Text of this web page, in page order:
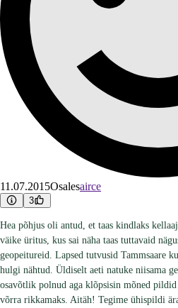
11.07.2015Osalesairce
3
Hea põhjus oli antud, et taas kindlaks
väike üritus, kus sai näha taas tuttavaid
geopeitureid. Lapsed tutvusid Tammsaare
hulgi nähtud. Üldiselt aeti natuke niisama
osavõtlik polnud aga klõpsisin mõned
võrra rikkamaks. Aitäh! Tegime ühispildi